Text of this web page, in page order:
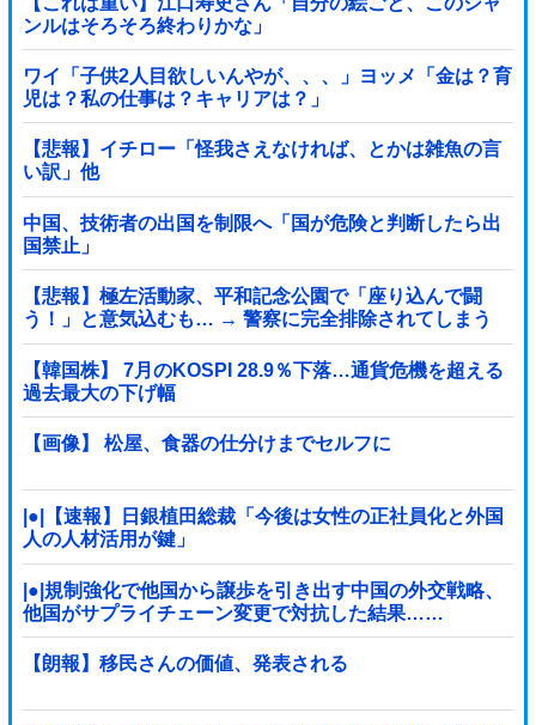
ンルはそろそろ終わりかな」
ワイ「子供2人目欲しいんやが、、、」ヨッメ「金は？育
児は？私の仕事は？キャリアは？」
【悲報】イチロー「怪我さえなければ、とかは雑魚の言
い訳」他
中国、技術者の出国を制限へ「国が危険と判断したら出
国禁止」
【悲報】極左活動家、平和記念公園で「座り込んで闘
う！」と意気込むも… → 警察に完全排除されてしまう
………
【韓国株】 7月のKOSPI 28.9％下落…通貨危機を超える
過去最大の下げ幅
【画像】 松屋、食器の仕分けまでセルフに
|●|【速報】日銀植田総裁「今後は女性の正社員化と外国
人の人材活用が鍵」
|●|規制強化で他国から譲歩を引き出す中国の外交戦略、
他国がサプライチェーン変更で対抗した結果……
【朗報】移民さんの価値、発表される